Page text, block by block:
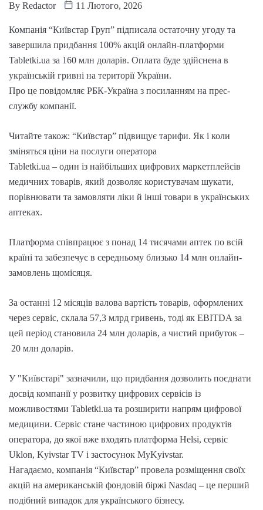
By Redactor 11 Лютого, 2026
Компанія “Київстар Груп” підписала остаточну угоду та
завершила придбання 100% акцій онлайн-платформи
Tabletki.ua за 160 млн доларів. Оплата буде здійснена в
українській гривні на території України.
Про це повідомляє РБК-Україна з посиланням на прес-
службу компанії.
Читайте також: “Київстар” підвищує тарифи. Як і коли
зміняться ціни на послуги оператора
Tabletki.ua – один із найбільших цифрових маркетплейсів
медичних товарів, який дозволяє користувачам шукати,
порівнювати та замовляти ліки й інші товари в українських
аптеках.
Платформа співпрацює з понад 14 тисячами аптек по всій
країні та забезпечує в середньому близько 14 млн онлайн-
замовлень щомісяця.
За останні 12 місяців валова вартість товарів, оформлених
через сервіс, склала 57,3 млрд гривень, тоді як EBITDA за
цей період становила 24 млн доларів, а чистий прибуток –
20 млн доларів.
У "Київстарі" зазначили, що придбання дозволить поєднати
досвід компанії у розвитку цифрових сервісів із
можливостями Tabletki.ua та розширити напрям цифрової
медицини. Сервіс стане частиною цифрових продуктів
оператора, до якої вже входять платформа Helsi, сервіс
Uklon, Kyivstar TV і застосунок MyKyivstar.
Нагадаємо, компанія “Київстар” провела розміщення своїх
акцій на американській фондовій біржі Nasdaq – це перший
подібний випадок для українського бізнесу.